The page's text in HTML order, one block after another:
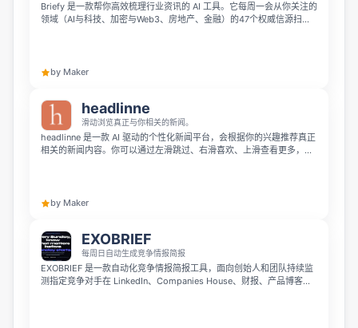
Briefy 是一款帮你高效梳理行业资讯的 AI 工具。它每周一会从你关注的
领域（AI与科技、加密与Web3、房地产、金融）的47个权威信源扫描
by Maker
headlinne
滑动浏览真正与你相关的新闻。
headlinne 是一款 AI 驱动的个性化新闻平台，会根据你的兴趣推荐真正
相关的新闻内容。你可以通过左滑跳过、右滑喜欢、上滑查看更多，让
by Maker
EXOBRIEF
每周日自动生成竞争情报简报
EXOBRIEF 是一款自动化竞争情报简报工具，面向创始人和团队持续监
测指定竞争对手在 LinkedIn、Companies House、财报、产品博客、